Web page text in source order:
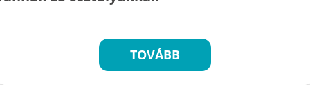
TOVÁBB